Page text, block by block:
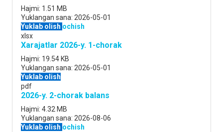
Hajmi: 1.51 MB
Yuklangan sana: 2026-05-01
Yuklab olish ochish
xlsx
Xarajatlar 2026-y. 1-chorak
Hajmi: 19.54 KB
Yuklangan sana: 2026-05-01
Yuklab olish
pdf
2026-y. 2-chorak balans
Hajmi: 4.32 MB
Yuklangan sana: 2026-08-06
Yuklab olish ochish